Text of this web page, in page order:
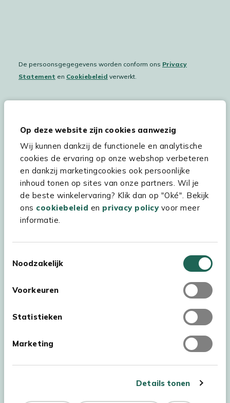
Op deze website zijn cookies aanwezig
Wij kunnen dankzij de functionele en analytische
cookies de ervaring op onze webshop verbeteren
en dankzij marketingcookies ook persoonlijke
inhoud tonen op sites van onze partners. Wil je
de beste winkelervaring? Klik dan op "Oké". Bekijk
ons cookiebeleid en privacy policyvoor meer
informatie.
Noodzakelijk
Voorkeuren
Statistieken
Marketing
Details tonen
De persoonsgegegevens worden conform ons Privacy
Statement en Cookiebeleid verwerkt.
Hulp & service
Assortiment
Kees Smit Tuinmeubelen
Experience Stores XXL